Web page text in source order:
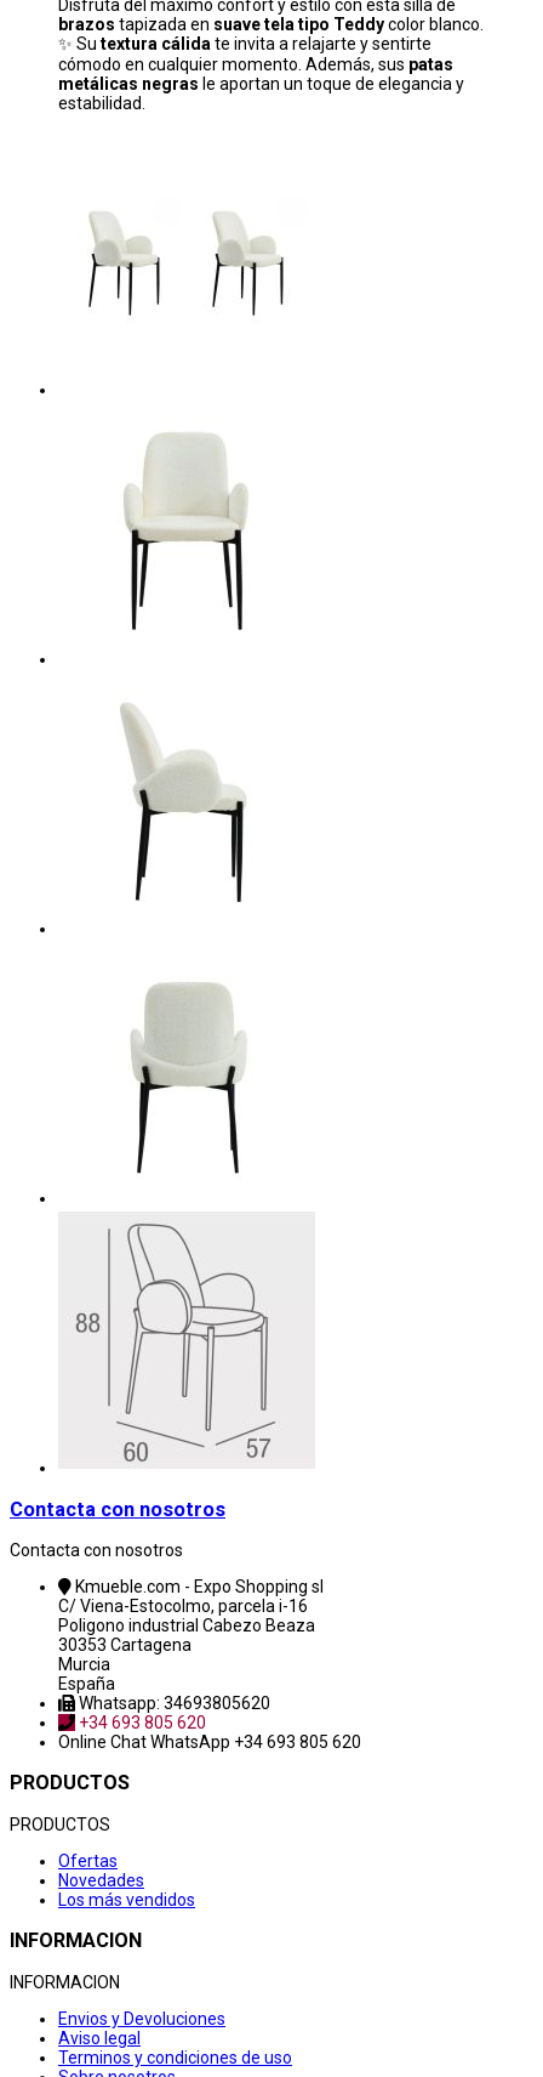
Disfruta del máximo confort y estilo con esta silla de
brazos tapizada en suave tela tipo Teddycolor blanco.
✨ Su textura cálidate invita a relajarte y sentirte
cómodo en cualquier momento. Además, sus patas
metálicas negras le aportan un toque de elegancia y
estabilidad.
Contacta con nosotros
Contacta con nosotros
Kmueble.com - Expo Shopping sl
C/ Viena-Estocolmo, parcela i-16
Poligono industrial Cabezo Beaza
30353 Cartagena
Murcia
España
Whatsapp: 34693805620
+34 693 805 620
Online ChatWhatsApp +34 693 805 620
PRODUCTOS
PRODUCTOS
Ofertas
Novedades
Los más vendidos
INFORMACION
INFORMACION
Envios y Devoluciones
Aviso legal
Terminos y condiciones de uso